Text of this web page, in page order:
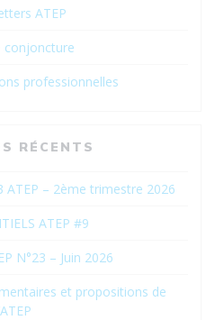
ATEP
conjoncture
professionnelles
RÉCENTS
ATEP – 2ème trimestre 2026
ATEP #9
N°23 – Juin 2026
et propositions de